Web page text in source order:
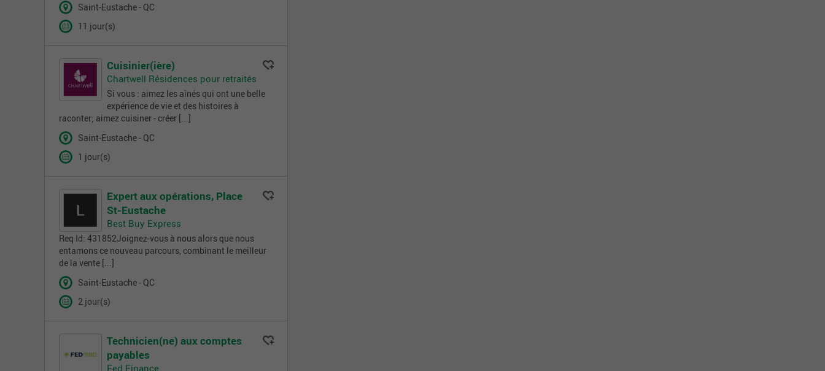
Saint-Eustache - QC
11 jour(s)
Cuisinier(ière)
Chartwell Résidences pour retraités
Si vous : aimez les aînés qui ont une belle
expérience de vie et des histoires à
raconter; aimez cuisiner - créer [...]
Saint-Eustache - QC
1 jour(s)
Expert aux opérations, Place
St-Eustache
Best Buy Express
Req Id: 431852Joignez-vous à nous alors que nous
entamons ce nouveau parcours, combinant le meilleur
de la vente [...]
Saint-Eustache - QC
2 jour(s)
Technicien(ne) aux comptes
payables
Fed Finance